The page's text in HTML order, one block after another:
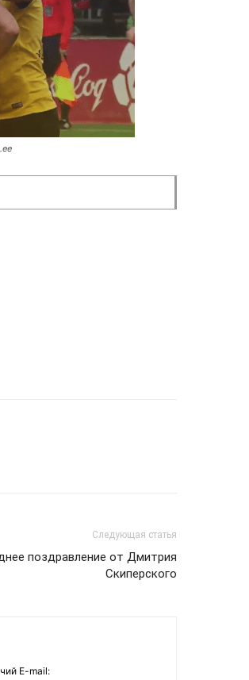
Следующая статья
поздравление от Дмитрия
Скиперского
E-mail: